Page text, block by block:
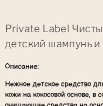
Private Label
детский шампунь и
Описание:
Нежное детское средство
кожи на кокосовой основе, в